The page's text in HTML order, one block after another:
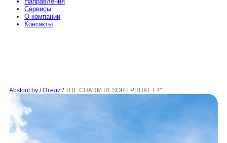
Сервисы
O компании
Контакты
Abstour.by / Отели / THE CHARM RESORT PHUKET 4*